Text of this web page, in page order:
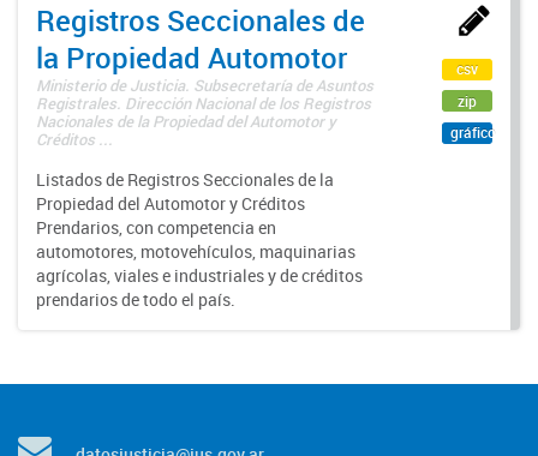
Registros Seccionales de
la Propiedad Automotor
Ministerio de Justicia. Subsecretaría de Asuntos
Registrales. Dirección Nacional de los Registros
Nacionales de la Propiedad del Automotor y
Créditos ...
Listados de Registros Seccionales de la
Propiedad del Automotor y Créditos
Prendarios, con competencia en
automotores, motovehículos, maquinarias
agrícolas, viales e industriales y de créditos
prendarios de todo el país.
csv
zip
gráfico